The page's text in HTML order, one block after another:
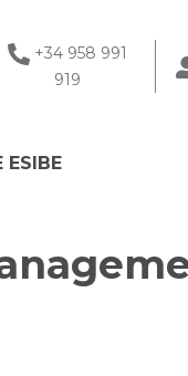
+34 958 991
919
ESIBE